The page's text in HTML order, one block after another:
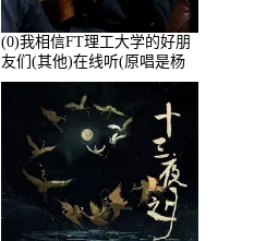
(0)我相信FT理工大学的好朋
友们(其他)在线听(原唱是杨
培安)，老乔演唱点播:23714